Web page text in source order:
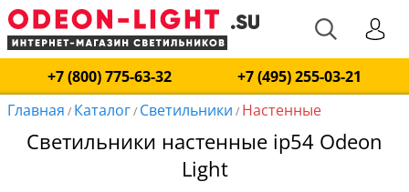
+7 (800) 775-63-32
+7 (495) 255-03-21
Главная / Каталог/ Светильники / Настенные
Светильники настенные ip54 Odeon
Light